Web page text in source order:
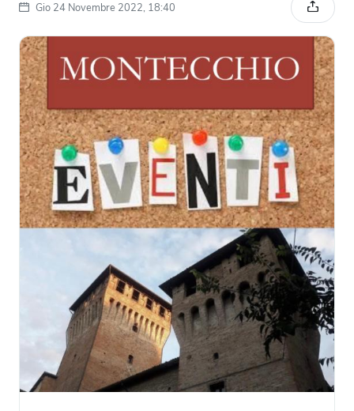
Gio 24 Novembre 2022, 18:40